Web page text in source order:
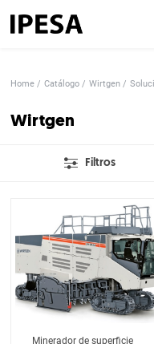
Home Catálogo Wirtgen
Wirtgen
Filtros
Minerador de superficie